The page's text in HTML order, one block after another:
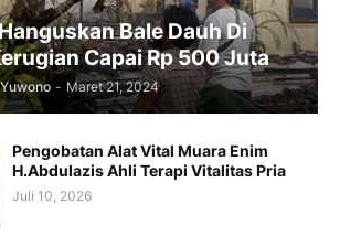
Bale Dauh Di
Capai Rp 500 Juta
- Maret 21, 2024
Pengobatan Alat Vital Muara Enim
H.Abdulazis Ahli Terapi Vitalitas Pria
Juli 10, 2026